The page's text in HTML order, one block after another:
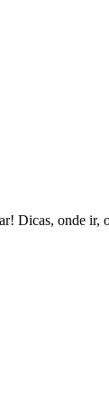
Dicas, onde ir,